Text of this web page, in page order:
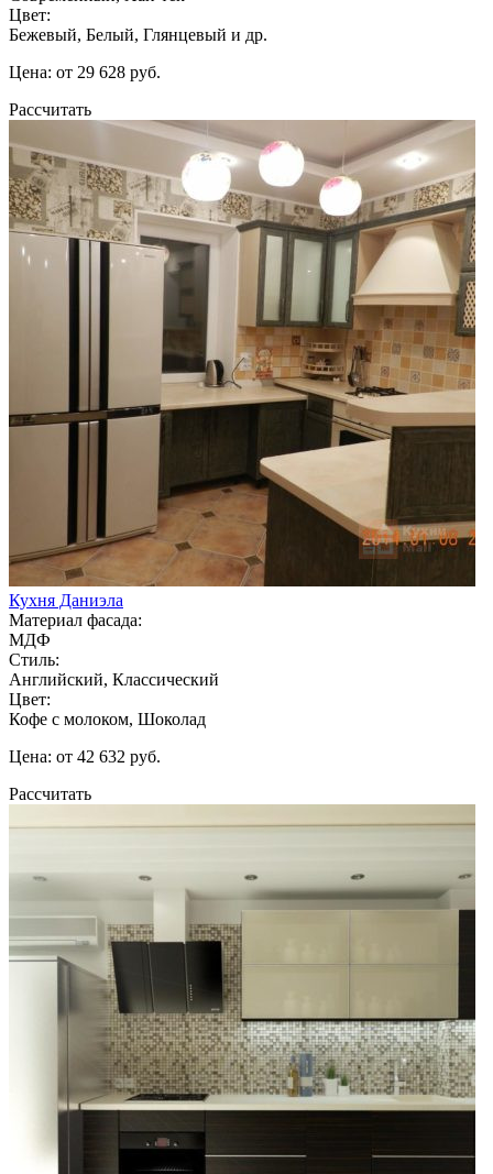
Цвет:
Бежевый, Белый, Глянцевый и др.
Цена: от 29 628 руб.
Рассчитать
Кухня Даниэла
Материал фасада:
МДФ
Стиль:
Английский, Классический
Цвет:
Кофе с молоком, Шоколад
Цена: от 42 632 руб.
Рассчитать